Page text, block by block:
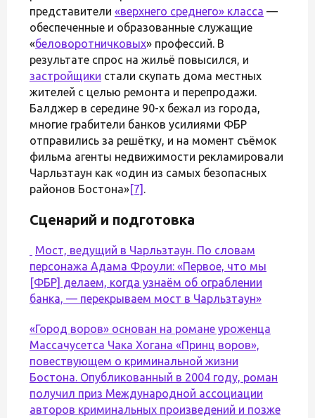
представители «верхнего среднего» класса —
обеспеченные и образованные служащие
«беловоротничковых» профессий. В
результате спрос на жильё повысился, и
застройщики стали скупать дома местных
жителей с целью ремонта и перепродажи.
Балджер в середине 90-х бежал из города,
многие грабители банков усилиями ФБР
отправились за решётку, и на момент съёмок
фильма агенты недвижимости рекламировали
Чарльзтаун как «один из самых безопасных
районов Бостона»[7] .
Сценарий и подготовка
Мост, ведущий в Чарльзтаун. По словам
персонажа Адама Фроули: «Первое, что мы
[ФБР] делаем, когда узнаём об ограблении
банка, — перекрываем мост в Чарльзтаун»
«Город воров» основан на романе уроженца
Массачусетса Чака Хогана «Принц воров»,
повествующем о криминальной жизни
Бостона. Опубликованный в 2004 году, роман
получил приз Международной ассоциации
авторов криминальных произведений и позже